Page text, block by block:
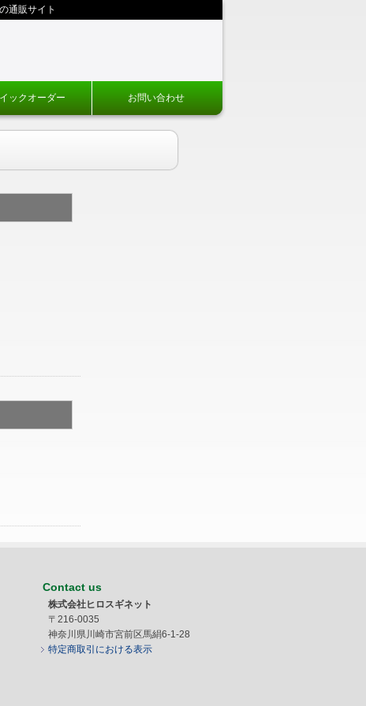
通販サイト
ックオーダー お問い合わせ
Contact us
株式会社ヒロスギネット
〒216-0035
神奈川県川崎市宮前区馬絹6-1-28
特定商取引における表示